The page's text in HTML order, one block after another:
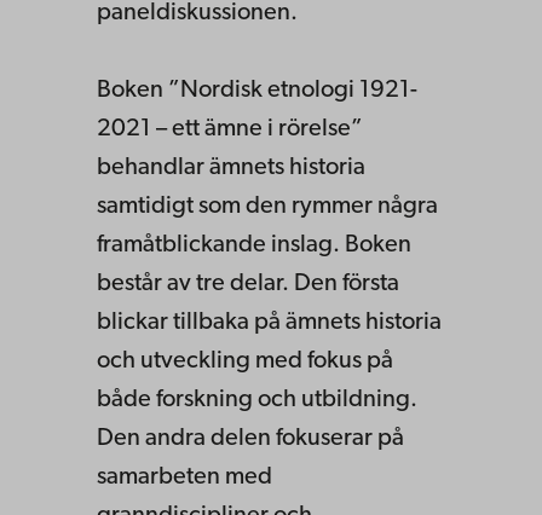
paneldiskussionen.
Boken ”Nordisk etnologi 1921-
2021 – ett ämne i rörelse”
behandlar ämnets historia
samtidigt som den rymmer några
framåtblickande inslag. Boken
består av tre delar. Den första
blickar tillbaka på ämnets historia
och utveckling med fokus på
både forskning och utbildning.
Den andra delen fokuserar på
samarbeten med